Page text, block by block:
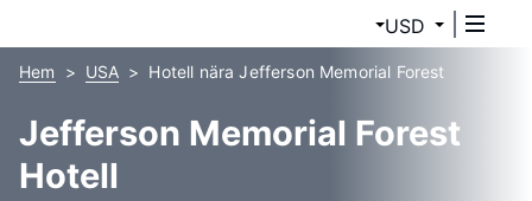
USD
Hem USA Hotell nära Jefferson Memorial Forest
Jefferson Memorial Forest
Hotell